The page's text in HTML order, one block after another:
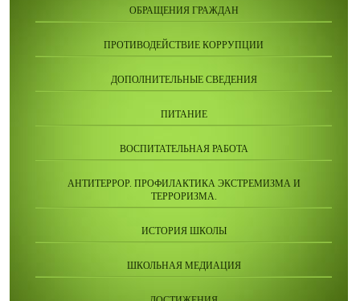
ОБРАЩЕНИЯ ГРАЖДАН
ПРОТИВОДЕЙСТВИЕ КОРРУПЦИИ
ДОПОЛНИТЕЛЬНЫЕ СВЕДЕНИЯ
ПИТАНИЕ
ВОСПИТАТЕЛЬНАЯ РАБОТА
АНТИТЕРРОР. ПРОФИЛАКТИКА ЭКСТРЕМИЗМА И
ТЕРРОРИЗМА.
ИСТОРИЯ ШКОЛЫ
ШКОЛЬНАЯ МЕДИАЦИЯ